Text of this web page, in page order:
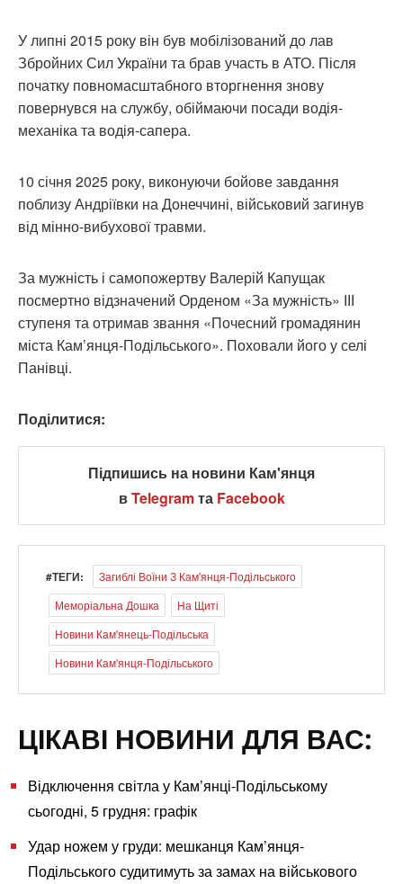
У липні 2015 року він був мобілізований до лав
Збройних Сил України та брав участь в АТО. Після
початку повномасштабного вторгнення знову
повернувся на службу, обіймаючи посади водія-
механіка та водія-сапера.
10 січня 2025 року, виконуючи бойове завдання
поблизу Андріївки на Донеччині, військовий загинув
від мінно-вибухової травми.
За мужність і самопожертву Валерій Капущак
посмертно відзначений Орденом «За мужність» ІІІ
ступеня та отримав звання «Почесний громадянин
міста Кам’янця-Подільського». Поховали його у селі
Панівці.
Поділитися:
Підпишись на новини Кам'янця
вTelegramта Facebook
#ТЕГИ:
Загиблі Воїни З Кам'янця-Подільського
Меморіальна Дошка
На Щиті
Новини Кам'янець-Подільська
Новини Кам'янця-Подільського
ЦІКАВІ НОВИНИ ДЛЯ ВАС:
Відключення світла у Кам’янці-Подільському
сьогодні, 5 грудня: графік
Удар ножем у груди: мешканця Кам’янця-
Подільського судитимуть за замах на військового